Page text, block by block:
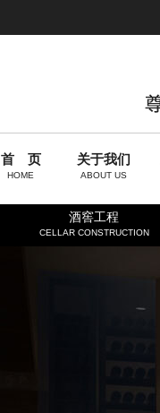
首 页
HOME
关于我们
ABOUT US
酒窖工程
CELLAR CONSTRUCTION